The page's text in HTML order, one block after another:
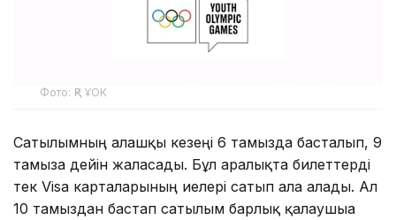
Фото: ҚР ҰОК
Сатылымның алғашқы кезеңі 6 тамызда басталып, 9
тамызға дейін жалғасады. Бұл аралықта билеттерді
тек Visa карталарының иелері сатып ала алады. Ал
10 тамыздан бастап сатылым барлық қалаушыға